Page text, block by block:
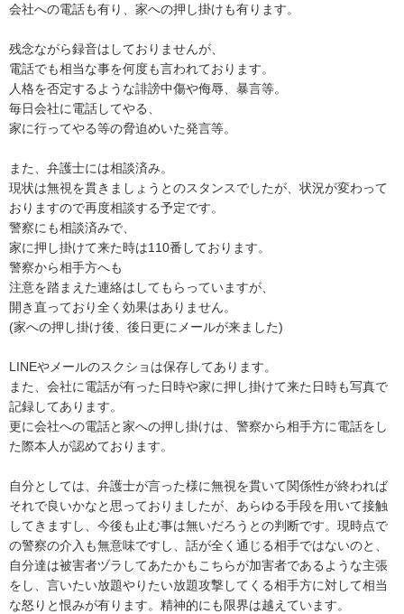
会社への電話も有り、家への押し掛けも有ります。
残念ながら録音はしておりませんが、
電話でも相当な事を何度も言われております。
人格を否定するような誹謗中傷や侮辱、暴言等。
毎日会社に電話してやる、
家に行ってやる等の脅迫めいた発言等。
また、弁護士には相談済み。
現状は無視を貫きましょうとのスタンスでしたが、状況が変わって
おりますので再度相談する予定です。
警察にも相談済みで、
家に押し掛けて来た時は110番しております。
警察から相手方へも
注意を踏まえた連絡はしてもらっていますが、
開き直っており全く効果はありません。
(家への押し掛け後、後日更にメールが来ました)
LINEやメールのスクショは保存してあります。
また、会社に電話が有った日時や家に押し掛けて来た日時も写真で
記録してあります。
更に会社への電話と家への押し掛けは、警察から相手方に電話をし
た際本人が認めております。
自分としては、弁護士が言った様に無視を貫いて関係性が終われば
それで良いかなと思っておりましたが、あらゆる手段を用いて接触
してきますし、今後も止む事は無いだろうとの判断です。現時点で
の警察の介入も無意味ですし、話が全く通じる相手ではないのと、
自分達は被害者ヅラしてあたかもこちらが加害者であるような主張
をし、言いたい放題やりたい放題攻撃してくる相手方に対して相当
な怒りと恨みが有ります。精神的にも限界は越えています。